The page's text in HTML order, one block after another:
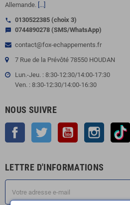
Allemande. [...]
call 0130522385 (choix 3)
sms
0744890278 (SMS/WhatsApp)
contact@fox-echappements.fr
7 Rue de la Prévôté 78550 HOUDAN
Lun.-Jeu. : 8:30-12:30/14:00-17:30
Ven. : 8:30-12:30/14:00-16:30
NOUS SUIVRE
Facebook Twitter YouTube Instagram
LETTRE D'INFORMATIONS